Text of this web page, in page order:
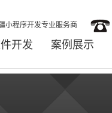
小程序开发专业服务商
开发 案例展示